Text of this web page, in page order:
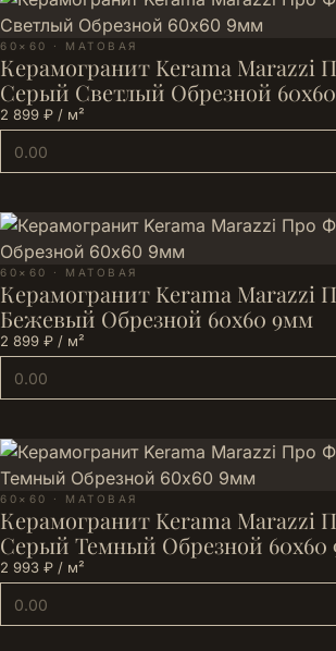
60×60 · МАТОВАЯ
Керамогранит Kerama Marazzi
Серый Светлый Обрезной
2 899 ₽ / м²
60×60 · МАТОВАЯ
Керамогранит Kerama Marazzi
Бежевый Обрезной 60x60 9мм
2 899 ₽ / м²
60×60 · МАТОВАЯ
Керамогранит Kerama Marazzi
Серый Темный Обрезной 60x60
2 993 ₽ / м²